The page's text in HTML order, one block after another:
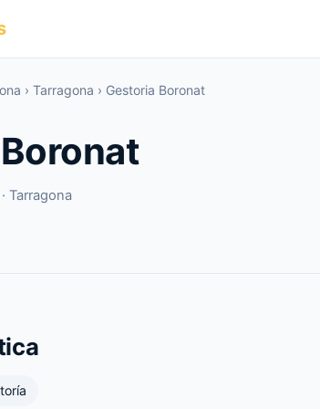
› Tarragona › Gestoria Boronat
Tarragona